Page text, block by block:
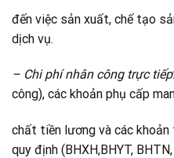
đến việc sản xuất, chế tạo
dịch vụ.
– Chi phí nhân công trực tiếp
công), các khoản phụ cấp
chất tiền lương và các
quy định (BHXH,BHYT,